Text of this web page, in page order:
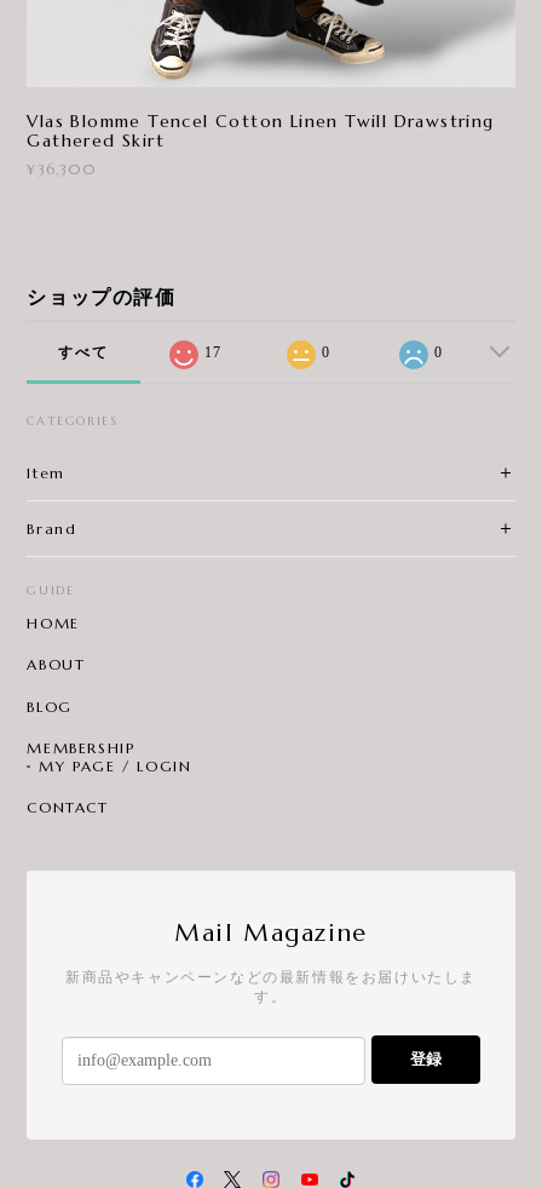
Vlas Blomme Tencel Cotton Linen Twill Drawstring
Gathered Skirt
¥36,300
ショップの評価
すべて 17 0 0
CATEGORIES
Item
Brand
GUIDE
HOME
ABOUT
BLOG
MEMBERSHIP
MY PAGE / LOGIN
CONTACT
Mail Magazine
新商品やキャンペーンなどの最新情報をお届けいたしま
す。
登録